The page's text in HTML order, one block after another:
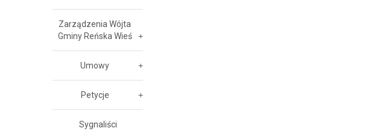
Zarządzenia Wójta
Gminy Reńska Wieś
Umowy
Petycje
Sygnaliści